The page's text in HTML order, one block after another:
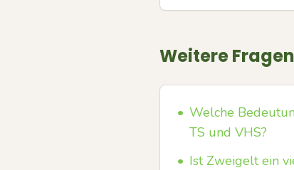
Weitere
• Welche
TS und VHS?
• Ist Zweigelt ein